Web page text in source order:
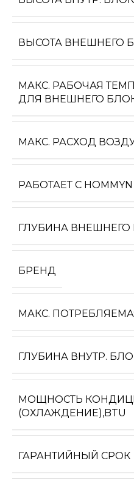
ВЫСОТА ВНЕШНЕГО
МАКС. РАБОЧАЯ
ДЛЯ ВНЕШНЕГО
МАКС. РАСХОД
РАБОТАЕТ С HOMMYN
ГЛУБИНА ВНЕШНЕГО
БРЕНД
МАКС.
ГЛУБИНА ВНУТР.
МОЩНОСТЬ
(ОХЛАЖДЕНИЕ),BTU
ГАРАНТИЙНЫЙ СРОК